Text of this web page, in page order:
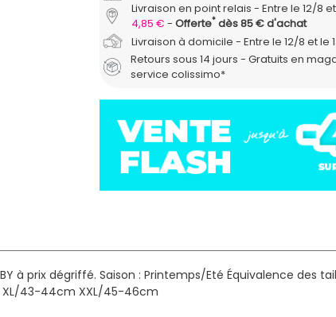
Livraison en point relais
Entre le 12/8
4,85 €
Offerte*dès 85 € d'achat
Livraison à domicile
Entre le 12/8 et le
Retours sous 14 jours - Gratuits en
service colissimo*
à prix dégriffé. Saison : Printemps/Eté Équivalence des
43-44cm XXL/45-46cm